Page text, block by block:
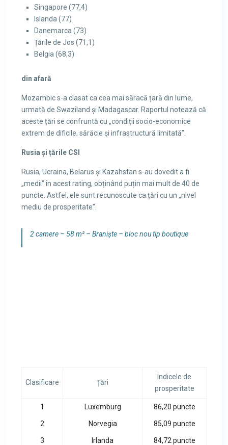
Singapore (77,4)
Islanda (77)
Danemarca (73)
Țările de Jos (71,1)
Belgia (68,3)
din afară
Mozambic s-a clasat ca cea mai săracă țară din lume,
urmată de Swaziland și Madagascar. Raportul notează că
aceste țări se confruntă cu „condiții socio-economice
extrem de dificile, sărăcie și infrastructură limitată”.
Rusia și țările CSI
Rusia, Ucraina, Belarus și Kazahstan s-au dovedit a fi
„medii” în acest rating, obținând puțin mai mult de 40 de
puncte. Astfel, ele sunt recunoscute ca țări cu un „nivel
mediu de prosperitate”.
2 camere – 58 m² – Braniște – bloc nou tip boutique
Clasificare Țări
Indicele de
prosperitate
1 Luxemburg 86,20 puncte
2 Norvegia 85,09 puncte
3 Irlanda 84,72 puncte